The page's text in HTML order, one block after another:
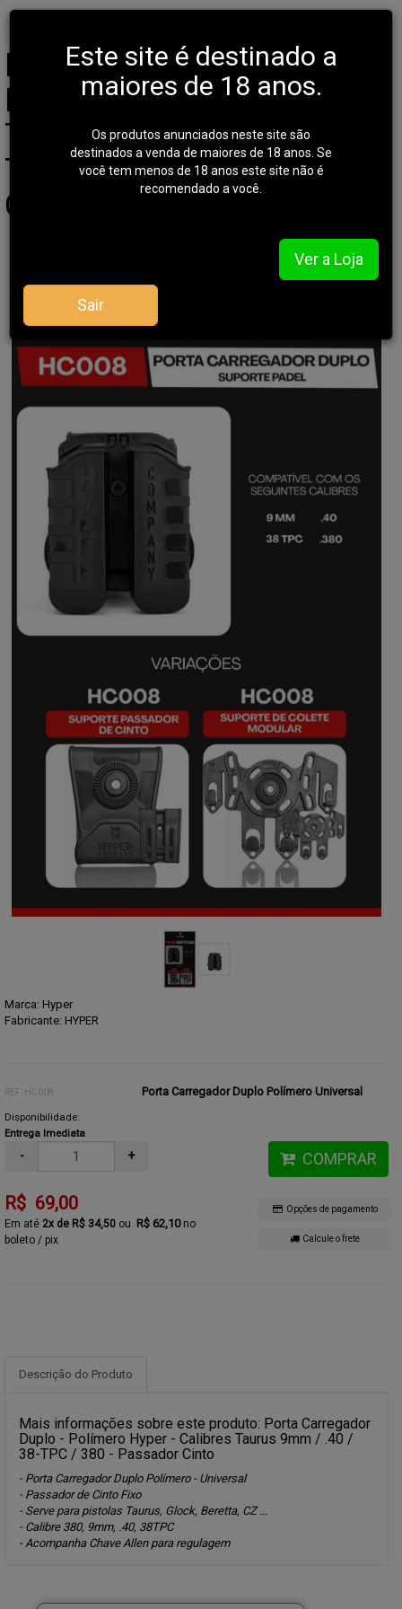
Porta Carregador Duplo -
Polímero Hyper - Calibres
Taurus 9mm / .40 / 38-
TPC / 380 - Passador
Cinto
Marca: Hyper
Fabricante: HYPER
REF: HC008 Porta Carregador Duplo Polímero Universal
Disponibilidade:
Entrega Imediata
- + COMPRAR
R$ 69,00
2x de R$ 34,50 R$ 62,10 no
boleto / pix
Opções de pagamento
Calcule o frete
Descrição do Produto
Mais informações sobre este produto: Porta Carregador
Duplo - Polímero Hyper - Calibres Taurus 9mm / .40 /
38-TPC / 380 - Passador Cinto
- Porta Carregador Duplo Polímero - Universal
- Passador de Cinto Fixo
- Serve para pistolas Taurus, Glock, Beretta, CZ ...
- Calibre 380, 9mm, .40, 38TPC
- Acompanha Chave Allen para regulagem
Este site é destinado a
maiores de 18 anos.
Os produtos anunciados neste site são
destinados a venda de maiores de 18 anos. Se
você tem menos de 18 anos este site não é
recomendado a você.
Ver a Loja
Sair